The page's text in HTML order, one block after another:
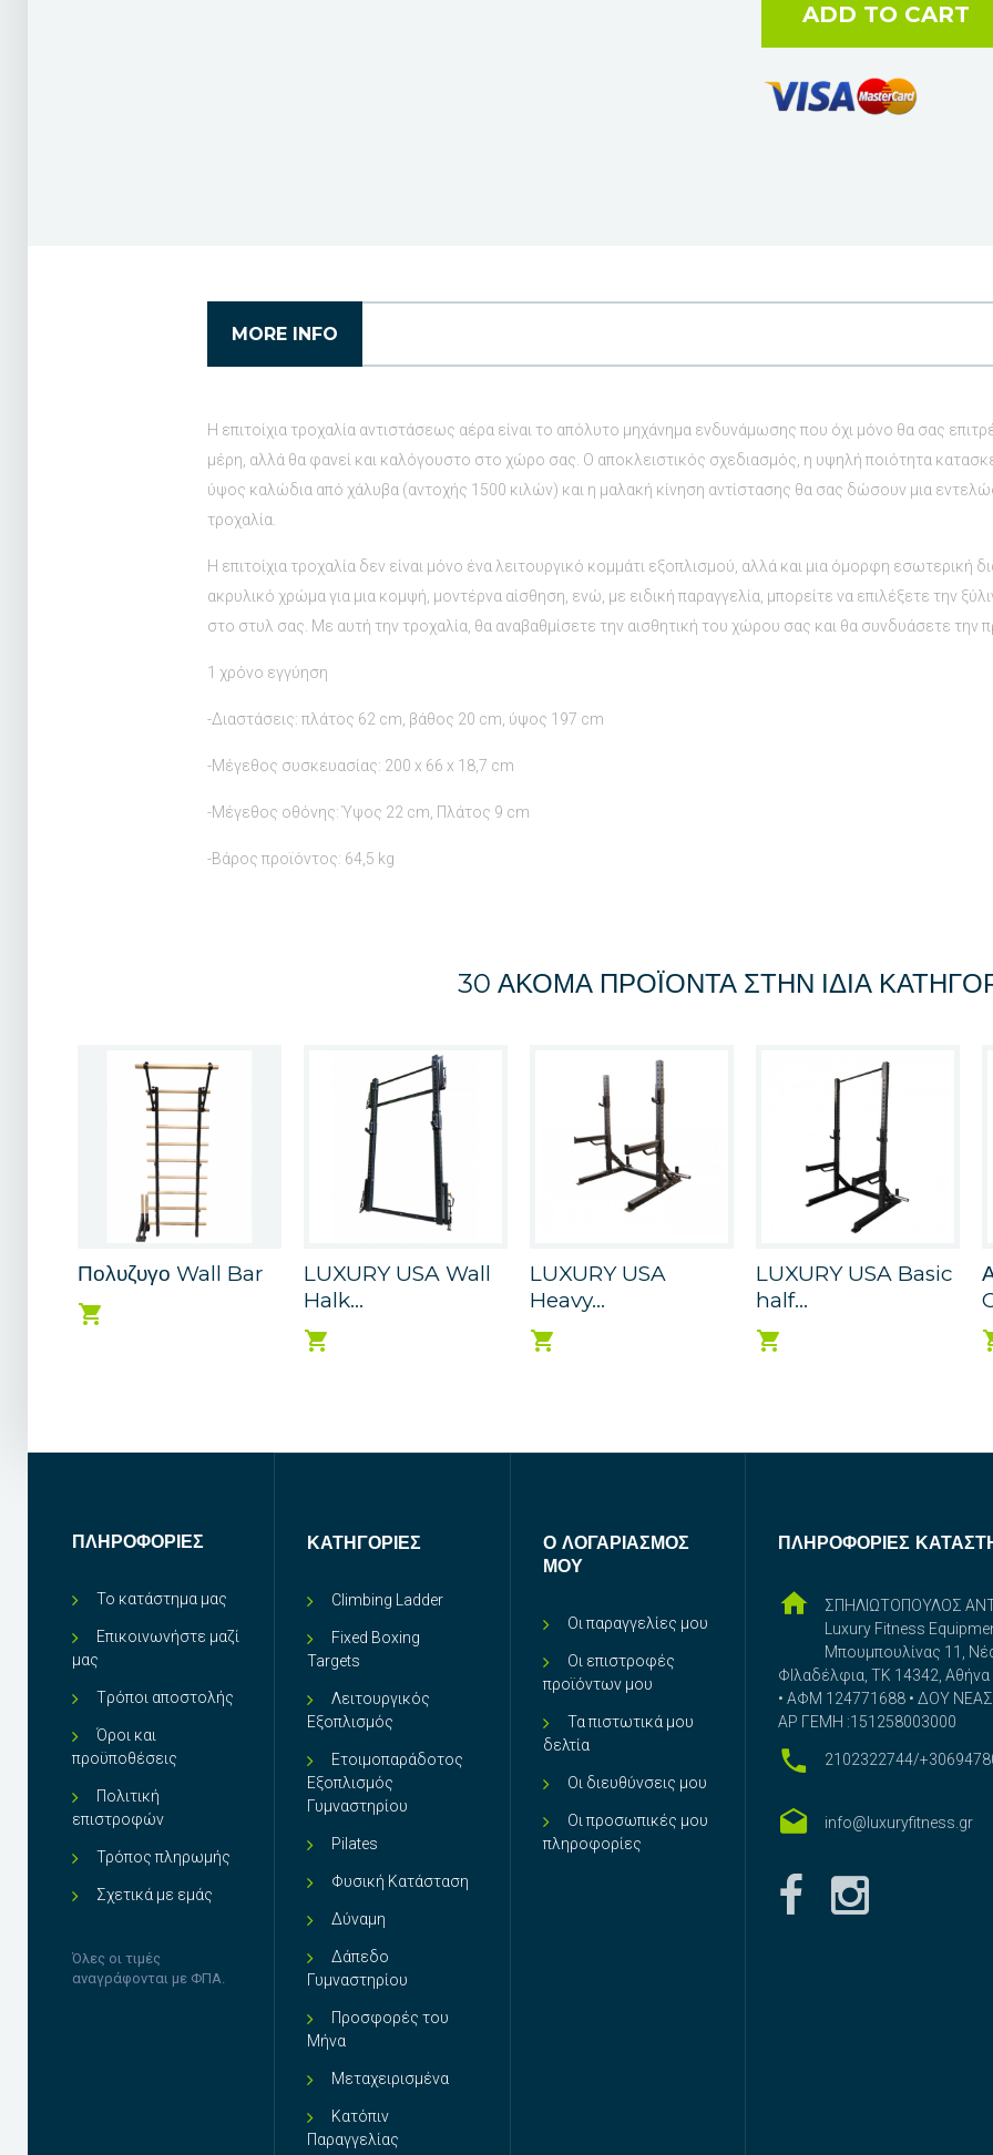
ADD TO CART
MORE INFO
Η επιτοίχια τροχαλία αντιστάσεως αέρα είναι το απόλυτο μηχάνημα ενδυνάμωσης που όχι μόνο θα σας
μέρη, αλλά θα φανεί και καλόγουστο στο χώρο σας. Ο αποκλειστικός σχεδιασμός, η υψηλή ποιότητα
ύψος καλώδια από χάλυβα (αντοχής 1500 κιλών) και η μαλακή κίνηση αντίστασης θα σας δώσουν μια
τροχαλία.
Η επιτοίχια τροχαλία δεν είναι μόνο ένα λειτουργικό κομμάτι εξοπλισμού, αλλά και μια όμορφη εσωτερική
ακρυλικό χρώμα για μια κομψή, μοντέρνα αίσθηση, ενώ, με ειδική παραγγελία, μπορείτε να επιλέξετε την
στο στυλ σας. Με αυτή την τροχαλία, θα αναβαθμίσετε την αισθητική του χώρου σας και θα συνδυάσετε την
1 χρόνο εγγύηση
-Διαστάσεις: πλάτος 62 cm, βάθος 20 cm, ύψος 197 cm
-Μέγεθος συσκευασίας: 200 x 66 x 18,7 cm
-Μέγεθος οθόνης: Ύψος 22 cm, Πλάτος 9 cm
-Βάρος προϊόντος: 64,5 kg
30 ΑΚΌΜΑ ΠΡΟΪΌΝΤΑ ΣΤΗΝ ΊΔΙΑ
Πολυζυγο Wall Bar
LUXURY USA Wall
Halk...
LUXURY USA
Heavy...
LUXURY USA Basic
half...
ΠΛΗΡΟΦΟΡΊΕΣ
Το κατάστημα μας
Επικοινωνήστε μαζί
μας
Tρόποι αποστολής
Όροι και
προϋποθέσεις
Πολιτική
επιστροφών
Τρόπος πληρωμής
Σχετικά με εμάς
Όλες οι τιμές
αναγράφονται με ΦΠΑ.
ΚΑΤΗΓΟΡΊΕΣ
Climbing Ladder
Fixed Boxing
Targets
Λειτουργικός
Εξοπλισμός
Ετοιμοπαράδοτος
Εξοπλισμός
Γυμναστηρίου
Pilates
Φυσική Κατάσταση
Δύναμη
Δάπεδο
Γυμναστηρίου
Προσφορές του
Μήνα
Μεταχειρισμένα
Κατόπιν
Παραγγελίας
Ο ΛΟΓΑΡΙΑΣΜΌΣ
ΜΟΥ
Οι παραγγελίες μου
Οι επιστροφές
προϊόντων μου
Τα πιστωτικά μου
δελτία
Οι διευθύνσεις μου
Οι προσωπικές μου
πληροφορίες
ΠΛΗΡΟΦΟΡΊΕΣ
ΣΠΗΛΙΩΤΟΠΟΥΛΟΣ
Luxury Fitness
Μπουμπουλίνας 11,
ΦΙλαδέλφια, ΤΚ 14342, Αθήνα
• ΑΦΜ 124771688 • ΔΟΥ ΝΕΑΣ
ΑΡ ΓΕΜΗ :151258003000
2102322744/
info@luxuryfitness.gr